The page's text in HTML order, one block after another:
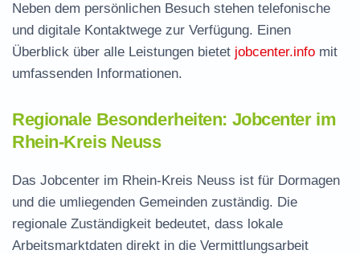
Neben dem persönlichen Besuch stehen telefonische
und digitale Kontaktwege zur Verfügung. Einen
Überblick über alle Leistungen bietet jobcenter.info mit
umfassenden Informationen.
Regionale Besonderheiten: Jobcenter im
Rhein-Kreis Neuss
Das Jobcenter im Rhein-Kreis Neuss ist für Dormagen
und die umliegenden Gemeinden zuständig. Die
regionale Zuständigkeit bedeutet, dass lokale
Arbeitsmarktdaten direkt in die Vermittlungsarbeit